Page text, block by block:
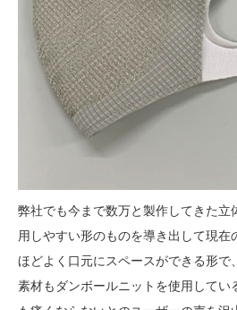
弊社でも今まで数万と製作してきた立
用しやすい形のものを導き出して現在
ほどよく口元にスペースができる形で
素材もダンボールニットを使用してい